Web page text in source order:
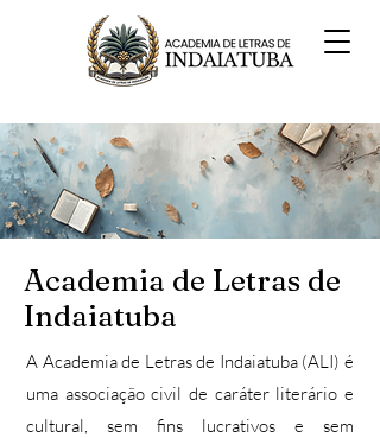
Academia de Letras de
Indaiatuba
A Academia de Letras de Indaiatuba (ALI) é
uma associação civil de caráter literário e
cultural, sem fins lucrativos e sem